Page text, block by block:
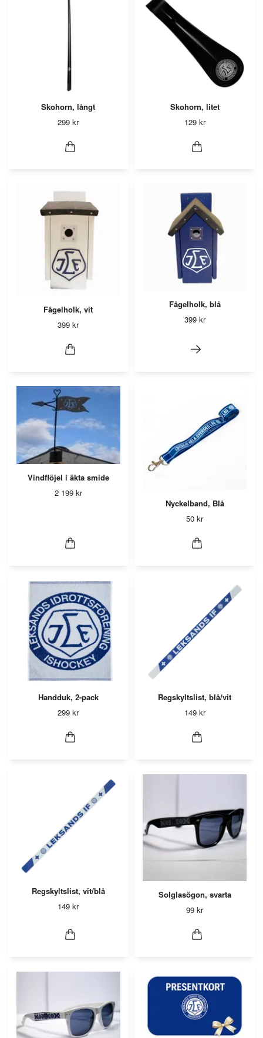
Skohorn, långt
299 kr
Skohorn, litet
129 kr
Fågelholk, vit
399 kr
Fågelholk, blå
399 kr
Vindflöjel i äkta smide
2 199 kr
Nyckelband, Blå
50 kr
Handduk, 2-pack
299 kr
Regskyltslist, blå/vit
149 kr
Regskyltslist, vit/blå
149 kr
Solglasögon, svarta
99 kr